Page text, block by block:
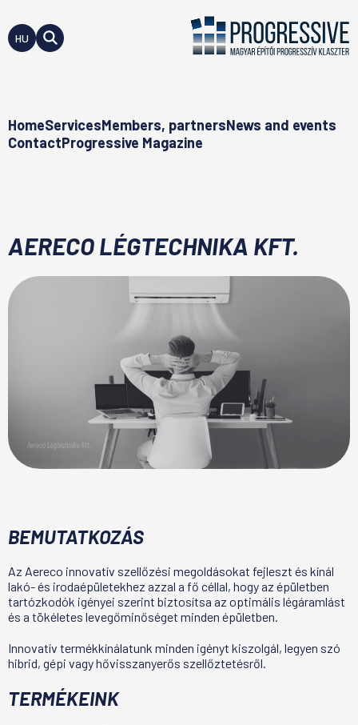
HU
HomeServicesMembers, partnersNews and events
ContactProgressive Magazine
AERECO LÉGTECHNIKA KFT.
BEMUTATKOZÁS
Az Aereco innovatív szellőzési megoldásokat fejleszt és kínál
lakó- és irodaépületekhez azzal a fő céllal, hogy az épületben
tartózkodók igényei szerint biztosítsa az optimális légáramlást
és a tökéletes levegőminőséget minden épületben.
Innovatív termékkínálatunk minden igényt kiszolgál, legyen szó
hibrid, gépi vagy hővisszanyerős szellőztetésről.
TERMÉKEINK